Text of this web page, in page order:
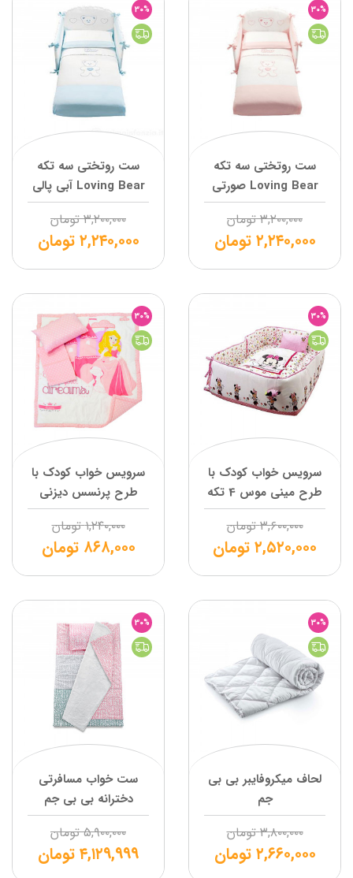
30%
ست روتختی سه تکه
Loving Bear صورتی
پالی
۳,۲۰۰,۰۰۰ تومان
۲,۲۴۰,۰۰۰ تومان
30%
ست روتختی سه تکه
Loving Bear آبی پالی
۳,۲۰۰,۰۰۰ تومان
۲,۲۴۰,۰۰۰ تومان
30%
سرویس خواب کودک با
طرح مینی موس 4 تکه
دیزنی
۳,۶۰۰,۰۰۰ تومان
۲,۵۲۰,۰۰۰تومان
30%
سرویس خواب کودک با
طرح پرنسس دیزنی
۱,۲۴۰,۰۰۰ تومان
۸۶۸,۰۰۰ تومان
30%
لحاف میکروفایبر بی بی
جم
۳,۸۰۰,۰۰۰ تومان
۲,۶۶۰,۰۰۰ تومان
30%
ست خواب مسافرتی
دخترانه بی بی جم
۵,۹۰۰,۰۰۰ تومان
۴,۱۲۹,۹۹۹تومان